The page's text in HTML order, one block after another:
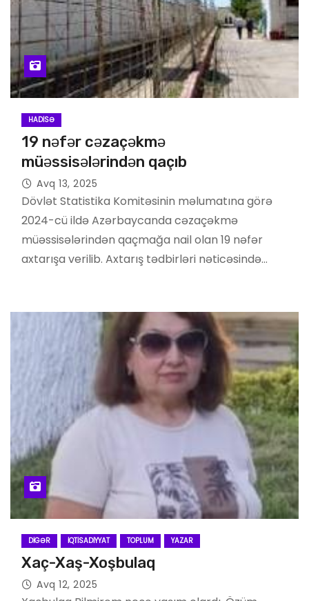
HADISƏ
19 nəfər cəzaçəkmə
müəssisələrindən qaçıb
Avq 13, 2025
Dövlət Statistika Komitəsinin məlumatına görə
2024-cü ildə Azərbaycanda cəzaçəkmə
müəssisələrindən qaçmağa nail olan 19 nəfər
axtarışa verilib. Axtarış tədbirləri nəticəsində…
DIGƏR İQTISADIYYAT TOPLUM YAZAR
Xaç-Xaş-Xoşbulaq
Avq 12, 2025